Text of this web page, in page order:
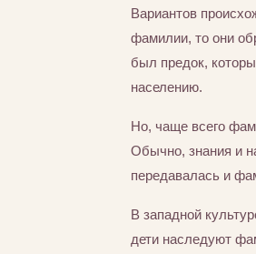
Вариантов
фамилии, то они
был предок,
населению.
Но, чаще всего
Обычно, знания и
передавалась и
В западной
дети наследуют